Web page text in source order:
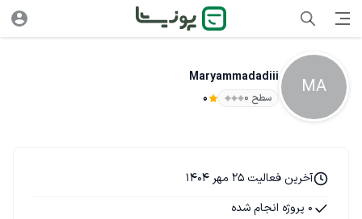
MA
Maryammadadiii
سطح ۰ 0
آخرین فعالیت 25 مهر 1404
0 پروژه انجام شده